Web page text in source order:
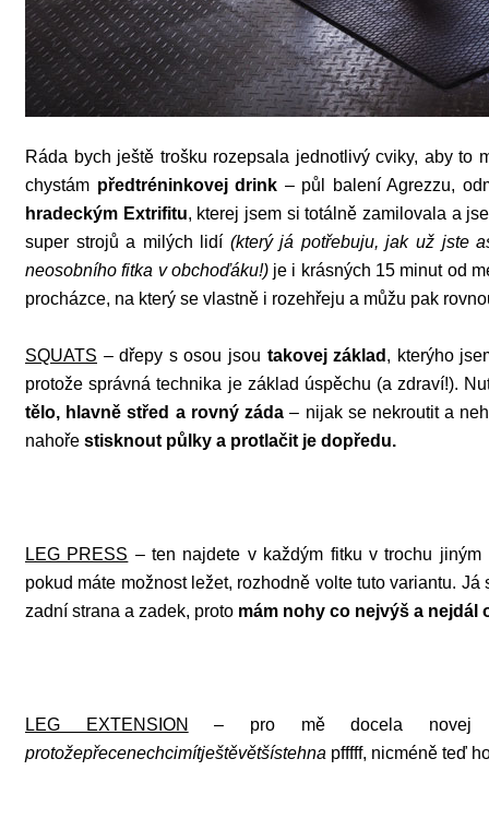
Ráda bych ještě trošku rozepsala jednotlivý cviky, aby to
chystám předtréninkovej drink – půl balení Agrezzu,
hradeckým Extrifitu, kterej jsem si totálně zamilovala a
super strojů a milých lidí (který já potřebuju, jak už jste
neosobního fitka v obchoďáku!)je i krásných 15 minut od
procházce, na který se vlastně i rozehřeju a můžu pak
SQUATS – dřepy s osou jsou takovej základ , kterýho
protože správná technika je základ úspěchu (a zdraví!).
tělo, hlavně střed a rovný záda – nijak se nekroutit a
nahoře stisknout půlky a protlačit je dopředu.
LEG PRESS – ten najdete v každým fitku v trochu
pokud máte možnost ležet, rozhodně volte tuto variantu.
zadní strana a zadek, proto mám nohy co nejvýš a nejdál
LEG EXTENSION
– pro mě docela novej
protožepřecenechcimítještěvětšístehna pfffff, nicméně teď